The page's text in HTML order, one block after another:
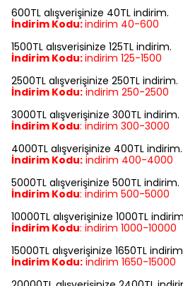
600TL alışverişinize 40TL indirim.
İndirim Kodu:indirim 40-600
1500TL alışverişinize 125TL indirim.
İndirim Kodu:indirim 125-1500
2500TL alışverişinize 250TL indirim.
İndirim Kodu: indirim 250-2500
3000TL alışverişinize 300TL indirim.
İndirim Kodu: indirim 300-3000
4000TL alışverişinize 400TL indirim.
İndirim Kodu: indirim 400-4000
5000TL alışverişinize 500TL indirim.
İndirim Kodu: indirim 500-5000
10000TL alışverişinize 1000TL
İndirim Kodu: indirim 1000-10000
15000TL alışverişinize 1650TL
İndirim Kodu: indirim 1650-15000